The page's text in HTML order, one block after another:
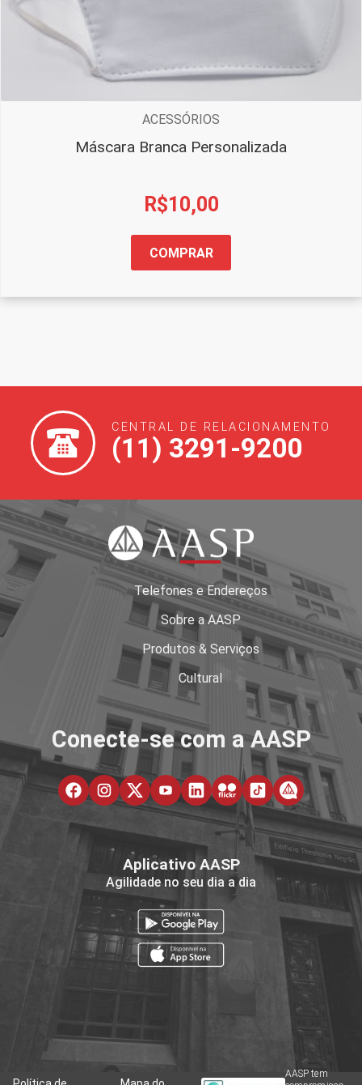
ACESSÓRIOS
Máscara Branca Personalizada
R$10,00
COMPRAR
CENTRAL DE RELACIONAMENTO
(11) 3291-9200
Telefones e Endereços
Sobre a AASP
Produtos & Serviços
Cultural
Conecte-se com a AASP
Aplicativo AASP
Agilidade no seu dia a dia
AASP tem